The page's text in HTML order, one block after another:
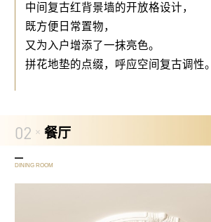
中间复古红背景墙的开放格设计，
既方便日常置物，
又为入户增添了一抹亮色。
拼花地垫的点缀，呼应空间复古调性。
02 餐厅
DINING ROOM